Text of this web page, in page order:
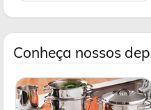
Conheça nossos